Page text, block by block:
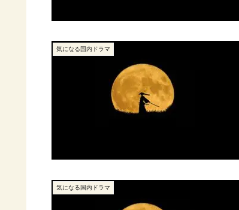
気になる国内ドラマ
気になる国内ドラマ